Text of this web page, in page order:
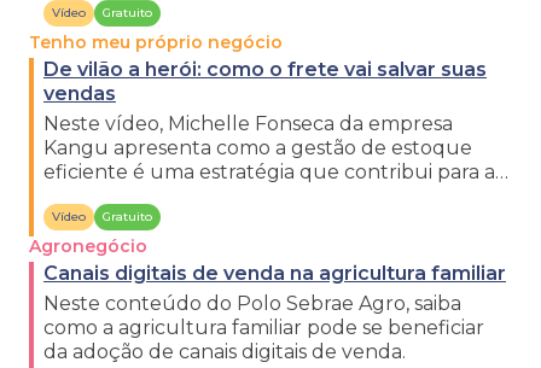
Vídeo Gratuito
Tenho meu próprio negócio
De vilão a herói: como o frete vai salvar suas
vendas
Neste vídeo, Michelle Fonseca da empresa
Kangu apresenta como a gestão de estoque
eficiente é uma estratégia que contribui para as
Vídeo Gratuito
Agronegócio
Canais digitais de venda na agricultura familiar
Neste conteúdo do Polo Sebrae Agro, saiba
como a agricultura familiar pode se beneficiar
da adoção de canais digitais de venda.